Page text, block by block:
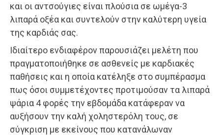
και οι αντσούγιες είναι πλούσια σε ωμέγα-3
λιπαρά οξέα και συντελούν στην καλύτερη υγεία
της καρδιάς σας.
Ιδιαίτερο ενδιαφέρον παρουσιάζει μελέτη που
πραγματοποιήθηκε σε ασθενείς με καρδιακές
παθήσεις και η οποία κατέληξε στο συμπέρασμα
πως όσοι συμμετέχοντες προτιμούσαν τα λιπαρά
ψάρια 4 φορές την εβδομάδα κατάφεραν να
αυξήσουν την καλή χοληστερόλη τους, σε
σύγκριση με εκείνους που κατανάλωναν